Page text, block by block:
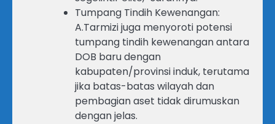
Tumpang Tindih Kewenangan:
A.Tarmizi juga menyoroti potensi
tumpang tindih kewenangan antara
DOB baru dengan
kabupaten/provinsi induk, terutama
jika batas-batas wilayah dan
pembagian aset tidak dirumuskan
dengan jelas.